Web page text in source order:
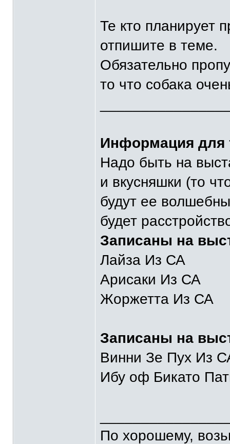
Те кто планирует
отпишите в теме.
Обязательно
то что собака
Информация для
Надо быть на
и вкусняшки (то
будут ее
будет
Записаны на
Лайза Из СА
Арисаки Из СА
Жоржетта Из СА
Записаны на
Винни Зе Пух Из
Ибу оф Бикато
По хорошему,